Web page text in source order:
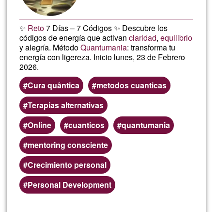
✨ Reto7 Días – 7 Códigos ✨ Descubre los
códigos de energía que activanclaridad,equilibrio
y alegría. MétodoQuantumania: transforma tu
energía con ligereza. Inicio lunes, 23 de Febrero
2026.
Cura quântica
metodos cuanticas
Terapias alternativas
Online
cuanticos
quantumania
mentoring consciente
Crecimiento personal
Personal Development